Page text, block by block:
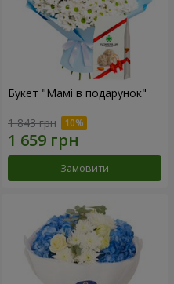
Букет "Мамі в подарунок"
1 843 грн
Замовити